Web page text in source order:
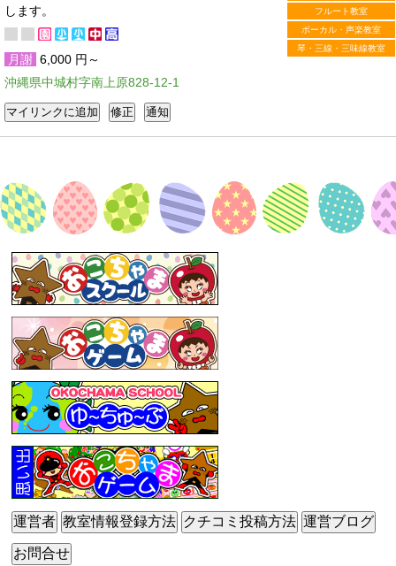
フルート教室
ボーカル・声楽教室
琴・三線・三味線教室
します。
月謝 6,000 円～
沖縄県中城村字南上原828-12-1